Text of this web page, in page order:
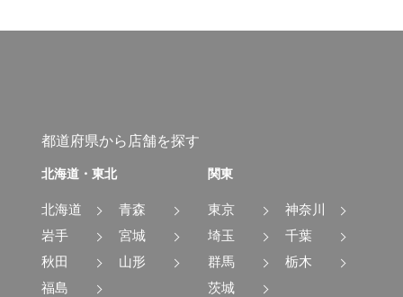
都道府県から店舗を探す
北海道・東北
北海道
青森
岩手
宮城
秋田
山形
福島
関東
東京
神奈川
埼玉
千葉
群馬
栃木
茨城